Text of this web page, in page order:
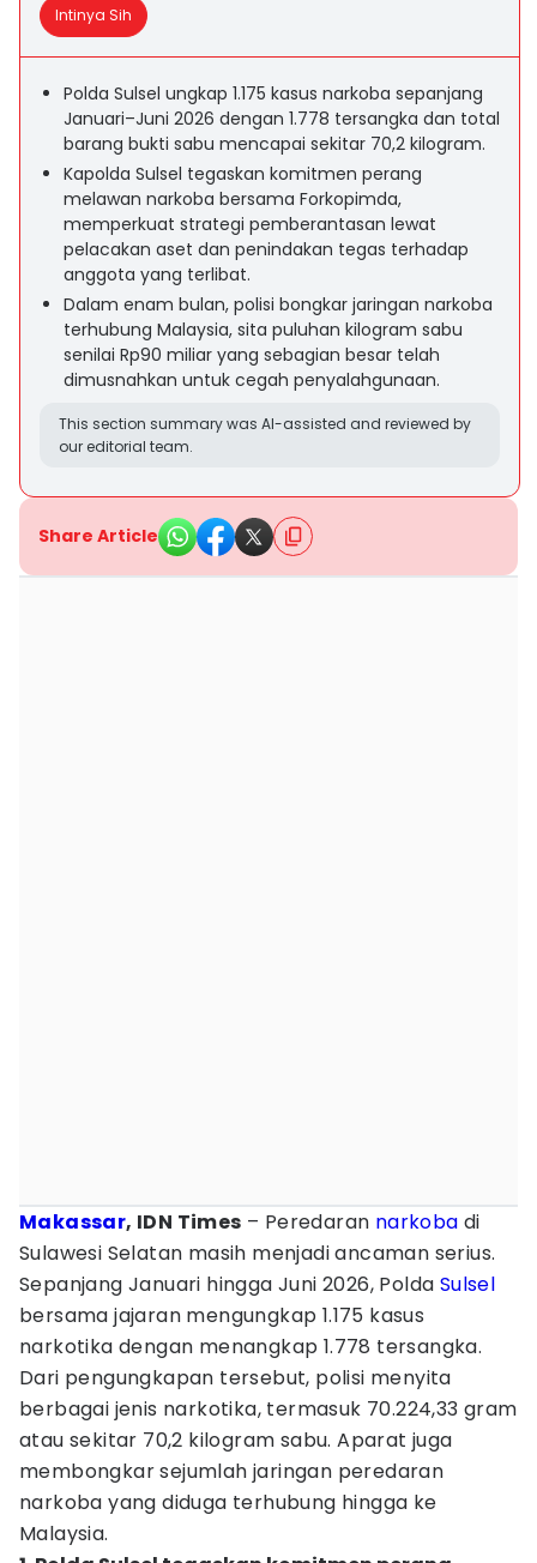
Intinya Sih
Polda Sulsel ungkap 1.175 kasus narkoba sepanjang
Januari–Juni 2026 dengan 1.778 tersangka dan total
barang bukti sabu mencapai sekitar 70,2 kilogram.
Kapolda Sulsel tegaskan komitmen perang
melawan narkoba bersama Forkopimda,
memperkuat strategi pemberantasan lewat
pelacakan aset dan penindakan tegas terhadap
anggota yang terlibat.
Dalam enam bulan, polisi bongkar jaringan narkoba
terhubung Malaysia, sita puluhan kilogram sabu
senilai Rp90 miliar yang sebagian besar telah
dimusnahkan untuk cegah penyalahgunaan.
This section summary was AI-assisted and reviewed by
our editorial team.
Share Article
Makassar, IDN Times – Peredaran narkoba di
Sulawesi Selatan masih menjadi ancaman serius.
Sepanjang Januari hingga Juni 2026, Polda Sulsel
bersama jajaran mengungkap 1.175 kasus
narkotika dengan menangkap 1.778 tersangka.
Dari pengungkapan tersebut, polisi menyita
berbagai jenis narkotika, termasuk 70.224,33 gram
atau sekitar 70,2 kilogram sabu. Aparat juga
membongkar sejumlah jaringan peredaran
narkoba yang diduga terhubung hingga ke
Malaysia.